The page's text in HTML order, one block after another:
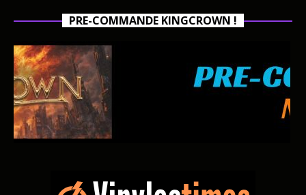
PRE-COMMANDE KINGCROWN !